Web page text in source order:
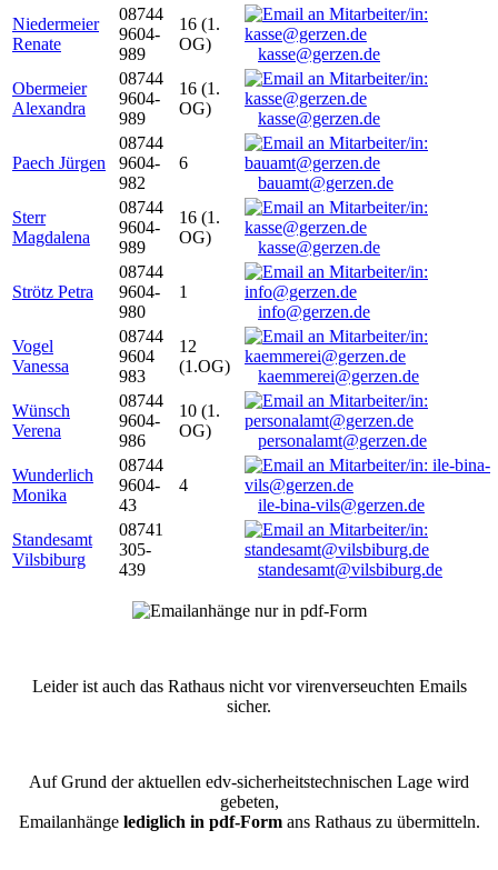
Niedermeier
Renate
08744
9604-
989
16 (1.
OG)
kasse@gerzen.de
Obermeier
Alexandra
08744
9604-
989
16 (1.
OG)
kasse@gerzen.de
Paech Jürgen
08744
9604-
982
6
bauamt@gerzen.de
Sterr
Magdalena
08744
9604-
989
16 (1.
OG)
kasse@gerzen.de
Strötz Petra
08744
9604-
980
1
info@gerzen.de
Vogel
Vanessa
08744
9604
983
12
(1.OG)
kaemmerei@gerzen.de
Wünsch
Verena
08744
9604-
986
10 (1.
OG)
personalamt@gerzen.de
Wunderlich
Monika
08744
9604-
43
4
ile-bina-vils@gerzen.de
Standesamt
Vilsbiburg
08741
305-
439
standesamt@vilsbiburg.de
Leider ist auch das Rathaus nicht vor virenverseuchten Emails
sicher.
Auf Grund der aktuellen edv-sicherheitstechnischen Lage wird
gebeten,
Emailanhänge lediglich in pdf-Formans Rathaus zu übermitteln.